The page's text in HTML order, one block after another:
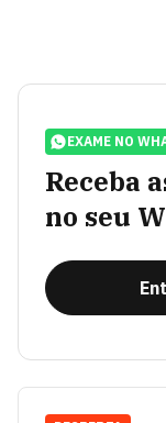
EXAME NO
Receba
no seu